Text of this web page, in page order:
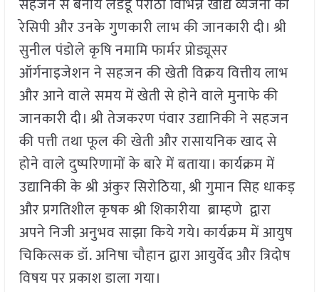
सहजन से बनाये लडडू पराठा विभिन्न खाद्य व्यंजनों की
रेसिपी और उनके गुणकारी लाभ की जानकारी दी। श्री
सुनील पंडोले कृषि नमामि फार्मर प्रोड्यूसर
ऑर्गनाइजेशन ने सहजन की खेती विक्रय वित्तीय लाभ
और आने वाले समय में खेती से होने वाले मुनाफे की
जानकारी दी। श्री तेजकरण पंवार उद्यानिकी ने सहजन
की पत्ती तथा फूल की खेती और रासायनिक खाद से
होने वाले दुष्परिणामों के बारे में बताया। कार्यक्रम में
उद्यानिकी के श्री अंकुर सिरोठिया, श्री गुमान सिह धाकड़
और प्रगतिशील कृषक श्री शिकारीया ब्राम्हणे द्वारा
अपने निजी अनुभव साझा किये गये। कार्यक्रम में आयुष
चिकित्सक डॉ. अनिषा चौहान द्वारा आयुर्वेद और त्रिदोष
विषय पर प्रकाश डाला गया।